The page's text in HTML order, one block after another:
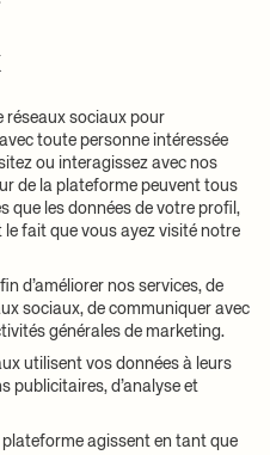
réseaux sociaux pour
toute personne intéressée
ou interagissez avec nos
de la plateforme peuvent tous
que les données de votre profil,
le fait que vous ayez visité notre
d’améliorer nos services, de
sociaux, de communiquer avec
générales de marketing.
utilisent vos données à leurs
publicitaires, d’analyse et
plateforme agissent en tant que